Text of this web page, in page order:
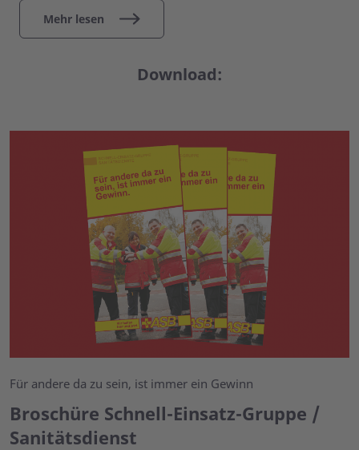
Mehr lesen
Download:
Für andere da zu sein, ist immer ein Gewinn
Broschüre Schnell-Einsatz-Gruppe /
Sanitätsdienst